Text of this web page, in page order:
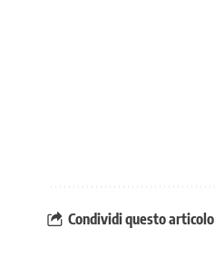
Condividi questo articolo